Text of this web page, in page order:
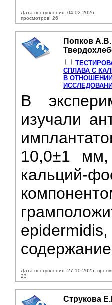
Дата поступления: 04-02-2026,
просмотров: 26
Попков
СПЛАВА С
В
В
изучали
10,0±1
кальций-
Дата поступления: 27-10-2025,
23
Струкова